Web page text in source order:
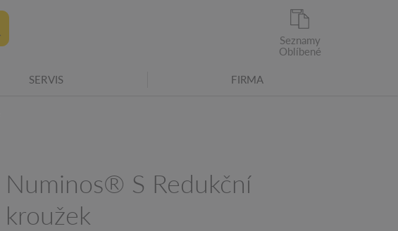
Seznamy
Oblíbené
SERVIS FIRMA
Numinos® S Redukční
kroužek